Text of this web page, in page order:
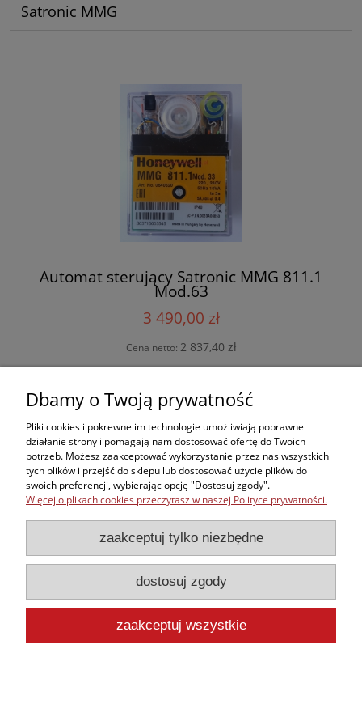
Satronic MMG
Automat sterujący Satronic MMG 811.1
Mod.63
3 490,00 zł
Cena netto: 2 837,40 zł
Zakupy
Kontakt
Informacje
Moje konto
Dbamy o Twoją prywatność
Pliki cookies i pokrewne im technologie umożliwiają poprawne
działanie strony i pomagają nam dostosować ofertę do Twoich
potrzeb. Możesz zaakceptować wykorzystanie przez nas wszystkich
tych plików i przejść do sklepu lub dostosować użycie plików do
swoich preferencji, wybierając opcję "Dostosuj zgody".
Więcej o plikach cookies przeczytasz w naszej Polityce prywatności.
zaakceptuj tylko niezbędne
dostosuj zgody
zaakceptuj wszystkie